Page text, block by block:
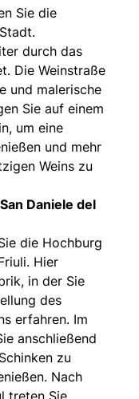
Sie die
durch das
Die Weinstraße
und malerische
Sie auf einem
um eine
und mehr
Weins zu
Daniele del
die Hochburg
Hier
in der Sie
des
erfahren. Im
anschließend
zu
Nach
treten Sie